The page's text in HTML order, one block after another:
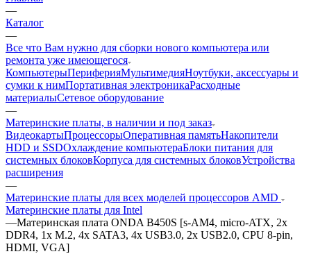
—
Каталог
—
Все что Вам нужно для сборки нового компьютера или
ремонта уже имеющегося
КомпьютерыПериферияМультимедияНоутбуки, аксессуары и
сумки к нимПортативная электроникаРасходные
материалыСетевое оборудование
—
Материнские платы, в наличии и под заказ
ВидеокартыПроцессорыОперативная памятьНакопители
HDD и SSDОхлаждение компьютераБлоки питания для
системных блоковКорпуса для системных блоковУстройства
расширения
—
Материнские платы для всех моделей процессоров AMD
Материнские платы для Intel
—Материнская плата ONDA B450S [s-AM4, micro-ATX, 2x
DDR4, 1x M.2, 4x SATA3, 4x USB3.0, 2x USB2.0, CPU 8-pin,
HDMI, VGA]